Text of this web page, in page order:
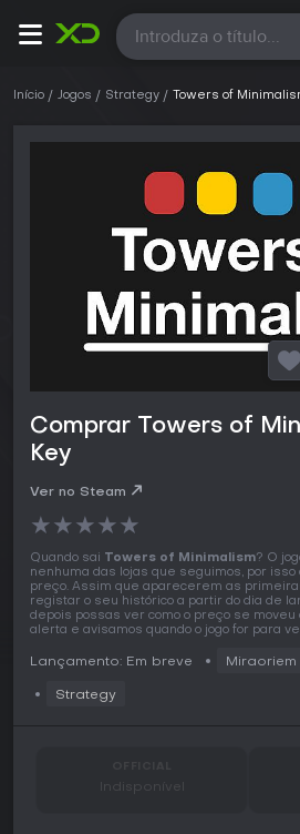
Todas
Início Jogos Strategy Towers of
Comprar Towers of
Key
Ver no Steam
★★★★★
Quando sai Towers of Minimalism? O
nenhuma das lojas que seguimos, por isso
preço. Assim que aparecerem as
registar o seu histórico a partir do dia de
depois possas ver como o preço se moveu
alerta e avisamos quando o jogo for para
Lançamento: Em breve Miraoriem
Strategy
Indisponível